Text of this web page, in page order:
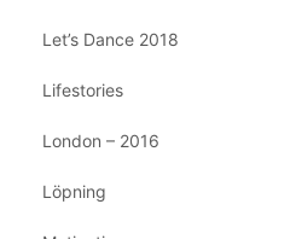
Let’s Dance 2018
Lifestories
London – 2016
Löpning